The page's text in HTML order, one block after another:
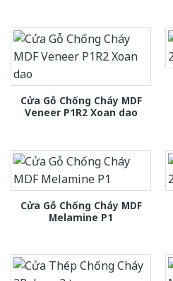
Cửa Gỗ Chống Cháy MDF
Veneer P1R2 Xoan dao
Cửa Gỗ Chống Cháy MDF
Melamine P1